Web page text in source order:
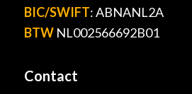
BIC/SWIFT: ABNANL2A
BTWNL002566692B01
Contact